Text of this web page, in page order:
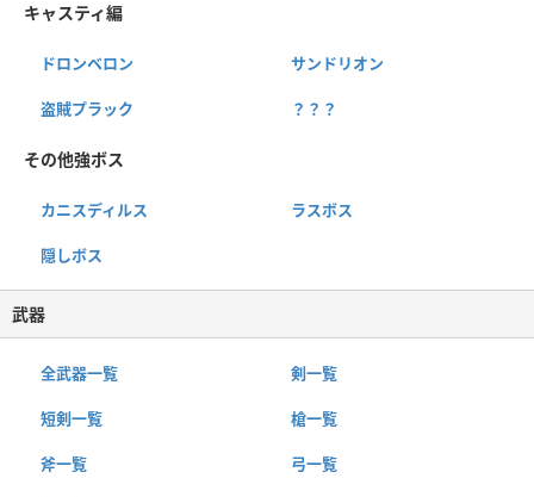
キャスティ編
ドロンベロン サンドリオン
盗賊プラック ？？？
その他強ボス
カニスディルス ラスボス
隠しボス
武器
全武器一覧 剣一覧
短剣一覧 槍一覧
斧一覧 弓一覧